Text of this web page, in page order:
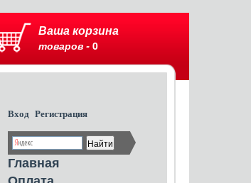
Ваша корзина
товаров - 0
Вход Регистрация
Главная